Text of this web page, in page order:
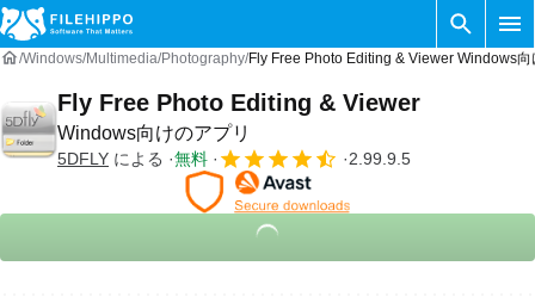
Windows Multimedia Photography Fly Free Photo Editing & Viewer Windows向
Fly Free Photo Editing & Viewer
Windows向けのアプリ
5DFLY による 無料 2.99.9.5